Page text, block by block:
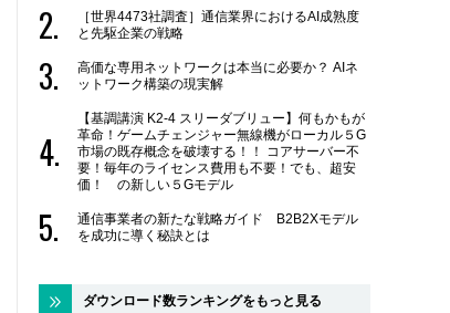
［世界4473社調査］通信業界におけるAI成熟度
と先駆企業の戦略
高価な専用ネットワークは本当に必要か？ AIネ
ットワーク構築の現実解
【基調講演 K2-4 スリーダブリュー】何もかもが
革命！ゲームチェンジャー無線機がローカル５G
市場の既存概念を破壊する！！ コアサーバー不
要！毎年のライセンス費用も不要！でも、超安
価！ の新しい５Gモデル
通信事業者の新たな戦略ガイド B2B2Xモデル
を成功に導く秘訣とは
ダウンロード数ランキングをもっと見る